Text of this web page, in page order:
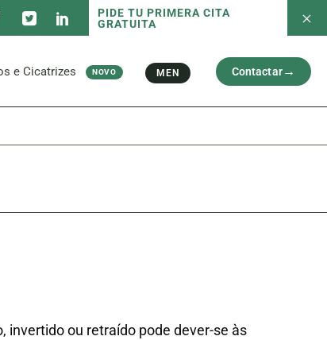
PIDE TU PRIMERA CITA
GRATUITA
Capilar
e Cicatrizes NOVO
Fotos antes e depois
MEN
Rosto
Contactar
Braços e Pernas
Fotos antes e depois
invertido ou retraído pode dever-se às